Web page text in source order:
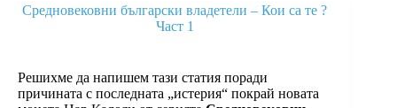
Средновековни български владетели – Кои са те ?
Част 1
Решихме да напишем тази статия поради
причината с последната „истерия“ покрай новата